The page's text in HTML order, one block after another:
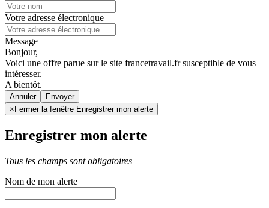
Votre adresse électronique
Message
Bonjour,
Voici une offre parue sur le site francetravail.fr susceptible de vous
intéresser.
A bientôt.
Annuler
× Fermer la fenêtre Enregistrer mon alerte
Enregistrer mon alerte
Tous les champs sont obligatoires
Nom de mon alerte